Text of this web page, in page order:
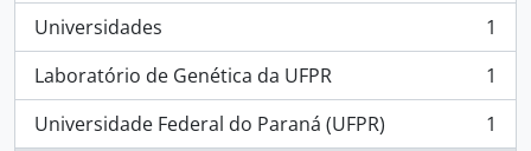
Universidades
, 1 resultados
1
Laboratório de Genética da UFPR
, 1 resultados
1
Universidade Federal do Paraná (UFPR)
, 1 resultados
1